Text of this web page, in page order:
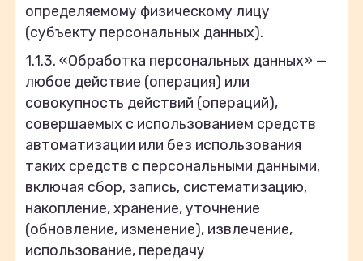
определяемому физическому лицу
(субъекту персональных данных).
1.1.3. «Обработка персональных данных» —
любое действие (операция) или
совокупность действий (операций),
совершаемых с использованием средств
автоматизации или без использования
таких средств с персональными данными,
включая сбор, запись, систематизацию,
накопление, хранение, уточнение
(обновление, изменение), извлечение,
использование, передачу